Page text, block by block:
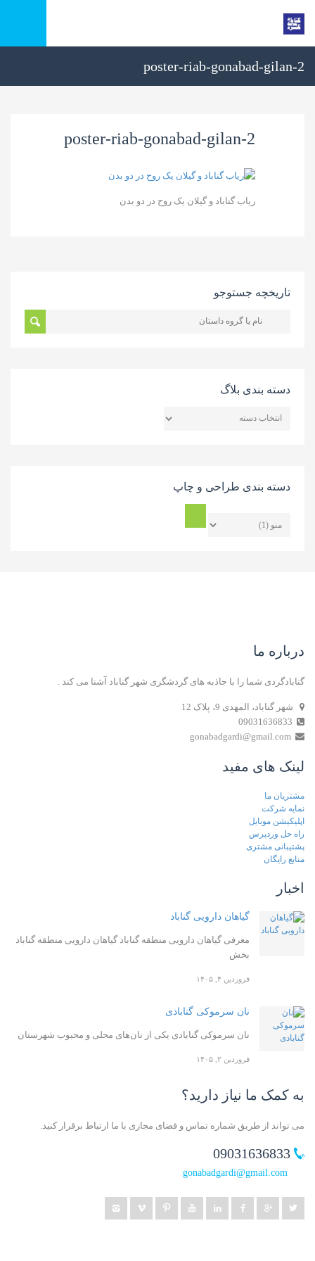
poster-riab-gonabad-gilan-2
poster-riab-gonabad-gilan-2
ریاب گناباد و گیلان یک روح در دو بدن
تاریخچه جستوجو
دسته بندی بلاگ
دسته بندی طراحی و چاپ
درباره ما
گنابادگردی شما را با جاذبه های گردشگری شهر گناباد آشنا می کند .
شهر گناباد، المهدی 9، پلاک 12
لینک های مفید
مشتریان ما
نمایه شرکت
اپلیکیشن موبایل
راه حل وردپرس
پشتیبانی مشتری
منابع رایگان
اخبار
گیاهان دارویی گناباد
معرفی گیاهان دارویی منطقه گناباد گیاهان دارویی منطقه گناباد
بخش
فروردین ۴, ۱۴۰۵
نان سرموکی گنابادی
نان سرموکی گنابادی یکی از نان‌های محلی و محبوب شهرستان
فروردین ۲, ۱۴۰۵
به کمک ما نیاز دارید؟
می تواند از طریق شماره تماس و فضای مجازی با ما ارتباط برقرار کنید.
gonabadgardi@gmail.com